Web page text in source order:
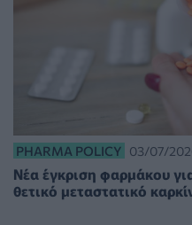
PHARMA POLICY 03/07/
Νέα έγκριση φαρμάκου
θετικό μεταστατικό